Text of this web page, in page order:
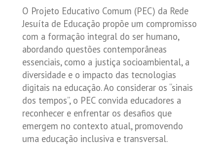
O Projeto Educativo Comum (PEC) da Rede
Jesuíta de Educação propõe um compromisso
com a formação integral do ser humano,
abordando questões contemporâneas
essenciais, como a justiça socioambiental, a
diversidade e o impacto das tecnologias
digitais na educação. Ao considerar os “sinais
dos tempos”, o PEC convida educadores a
reconhecer e enfrentar os desafios que
emergem no contexto atual, promovendo
uma educação inclusiva e transversal.